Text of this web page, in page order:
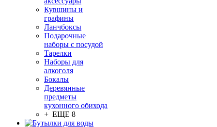
Кувшины и
графины
Ланчбоксы
Подарочные
наборы с посудой
Тарелки
Наборы для
алкоголя
Бокалы
Деревянные
предметы
кухонного обихода
+ ЕЩЕ 8